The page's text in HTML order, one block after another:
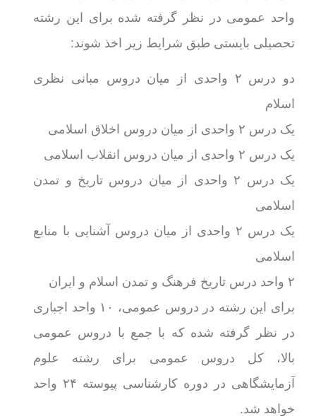
واحد عمومی در نظر گرفته شده برای این رشته
تحصیلی بایستی طبق شرایط زیر اخذ شوند:
دو درس ۲ واحدی از میان دروس مبانی نظری
اسلام
یک درس ۲ واحدی از میان دروس اخلاق اسلامی
یک درس ۲ واحدی از میان دروس انقلاب اسلامی
یک درس ۲ واحدی از میان دروس تاریخ و تمدن
اسلامی
یک درس ۲ واحدی از میان دروس آشنایی با منابع
اسلامی
۲ واحد درس تاریخ فرهنگ و تمدن اسلام و ایران
برای این رشته در دروس عمومی، ۱۰ واحد اجباری
در نظر گرفته شده که با جمع با دروس عمومی
بالا، کل دروس عمومی برای رشته علوم
آزمایشگاهی در دوره کارشناسی پیوسته ۲۴ واحد
خواهد شد.